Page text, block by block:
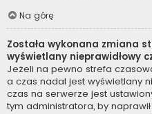
Na górę
Została wykonana zmiana
wyświetlany nieprawidłowy
Jeżeli na pewno strefa
a czas nadal jest wyświetlany
czas na serwerze jest
tym administratora, by